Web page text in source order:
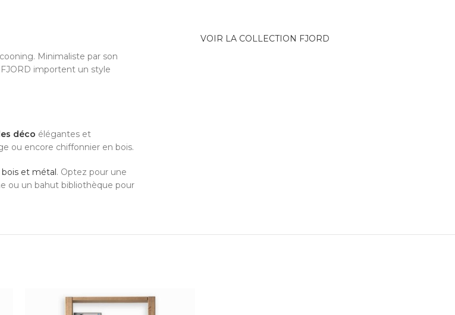
Minimaliste par son
importent un style
déco élégantes et
ou encore chiffonnier en bois.
bois et métal. Optez pour une
ou un bahut bibliothèque pour
VOIR LA COLLECTION FJORD